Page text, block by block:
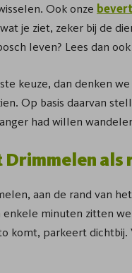
Ook onze
je ziet, zeker bij de
leven? Lees dan
keuze, dan denken
Op basis daarvan
had willen
als
aan de rand van
enkele minuten zitten
komt, parkeert